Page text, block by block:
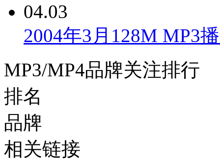
04.03
2004年3月128M MP3
MP3/MP4品牌关注排行
排名
品牌
相关链接